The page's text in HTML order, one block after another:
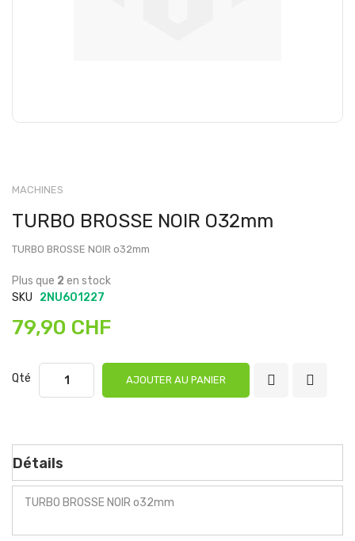
MACHINES
TURBO BROSSE NOIR O32mm
TURBO BROSSE NOIR o32mm
Plus que 2 en stock
SKU
2NU601227
79,90 CHF
Qté AJOUTER AU PANIER
Détails
TURBO BROSSE NOIR o32mm